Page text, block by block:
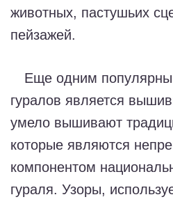
животных, пастушьих
пейзажей.
Еще одним
гуралов является
умело вышивают
которые являются
компонентом
гураля. Узоры,